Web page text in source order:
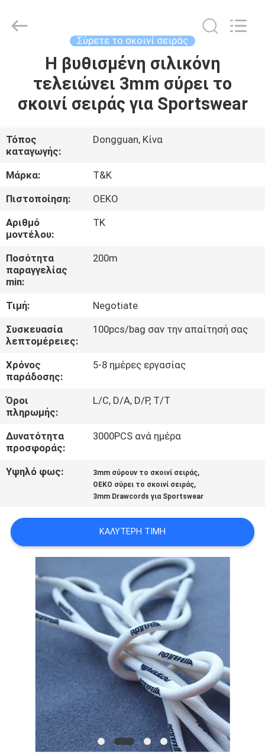
ΠΡΟΪΌΝΤΑ
ΠΕΡΊΠΟΥ
ΕΜΕΊΣ
ΓΎΡΟΣ
ΕΡΓΟΣΤΑΣΊΩΝ
ΠΟΙΟΤΙΚΌΣ
ΈΛΕΓΧΟΣ
ΜΑΣ
ΕΛΆΤΕ
ΕΠΑΦΉ
ΜΕ
ΖΗΤΉΣΤΕ
ΈΝΑ
ΑΠΌΣΠΑΣΜΑ
PRIVACY
Accessories
Co.,Ltd.
Σύρετε το σκοινί σειράς
Η βυθισμένη σιλικόνη
τελειώνει 3mm σύρει το
σκοινί σειράς για Sportswear
Τόπος
καταγωγής:
Dongguan, Κίνα
Μάρκα:
T&K
Πιστοποίηση:
OEKO
Αριθμό
μοντέλου:
TK
Ποσότητα
παραγγελίας
min:
200m
Τιμή:
Negotiate
Συσκευασία
λεπτομέρειες:
100pcs/bag σαν την απαίτησή σας
Χρόνος
παράδοσης:
5-8 ημέρες εργασίας
Όροι
πληρωμής:
L/C, D/A, D/P, T/T
Δυνατότητα
προσφοράς:
3000PCS ανά ημέρα
Υψηλό φως: 3mm σύρουν το σκοινί σειράς,
OEKO σύρει το σκοινί σειράς,
3mm Drawcords για Sportswear
ΚΑΛΎΤΕΡΗ ΤΙΜΉ